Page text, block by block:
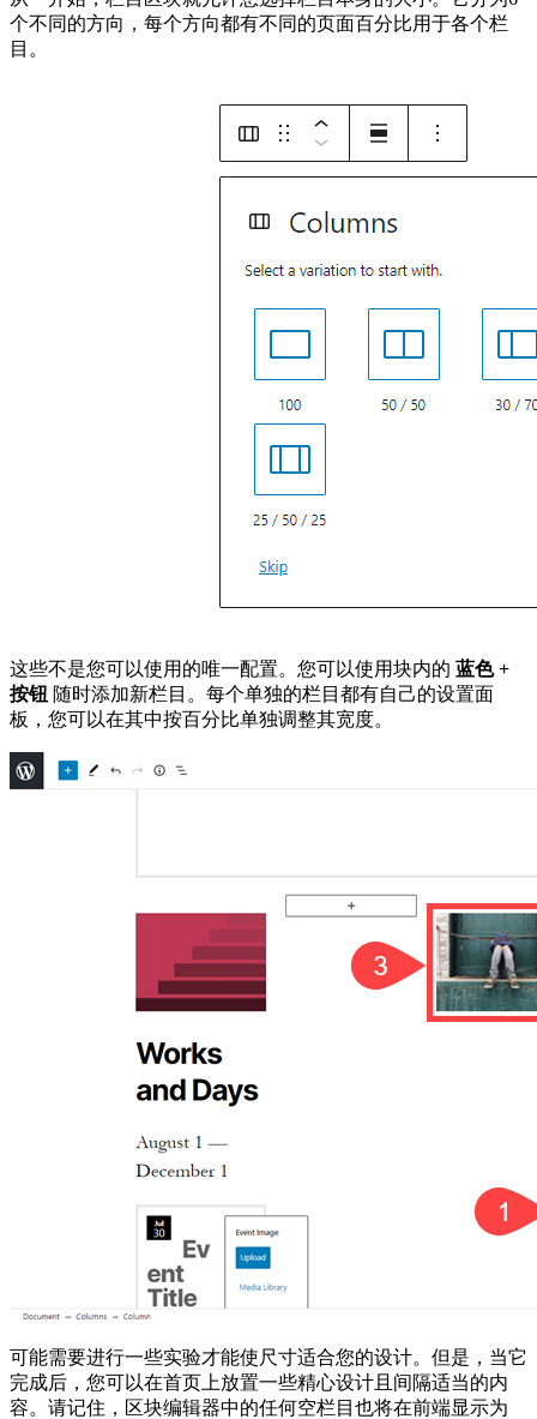
个不同的方向，每个方向都有不同的页面百分比用于各个栏
目。
这些不是您可以使用的唯一配置。您可以使用块内的 蓝色 +
按钮 随时添加新栏目。每个单独的栏目都有自己的设置面
板，您可以在其中按百分比单独调整其宽度。
可能需要进行一些实验才能使尺寸适合您的设计。但是，当它
完成后，您可以在首页上放置一些精心设计且间隔适当的内
容。请记住，区块编辑器中的任何空栏目也将在前端显示为